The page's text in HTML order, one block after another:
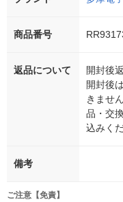
商品番号
返品について
開封後
開封後
きませ
品・交
込みく
備考
ご注意【免責】